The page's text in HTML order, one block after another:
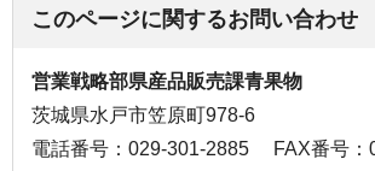
このページに関するお問い合わせ
営業戦略部県産品販売課青果物
茨城県水戸市笠原町978-6
電話番号：029-301-2885
FAX番号